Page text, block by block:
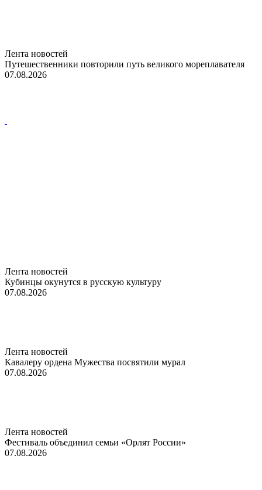
Лента новостей
Путешественники повторили путь великого мореплавателя
07.08.2026
Лента новостей
Кубинцы окунутся в русскую культуру
07.08.2026
Лента новостей
Кавалеру ордена Мужества посвятили мурал
07.08.2026
Лента новостей
Фестиваль объединил семьи «Орлят России»
07.08.2026